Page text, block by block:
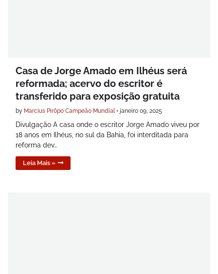
Casa de Jorge Amado em Ilhéus será
reformada; acervo do escritor é
transferido para exposição gratuita
by Marcius Pirôpo Campeão Mundial • janeiro 09, 2025
Divulgação A casa onde o escritor Jorge Amado viveu por
18 anos em Ilhéus, no sul da Bahia, foi interditada para
reforma dev…
Leia Mais »